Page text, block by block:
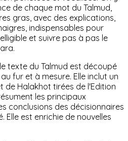
de chaque mot du Talmud,
gras, avec des explications,
indispensables pour
et suivre pas à pas le
texte du Talmud est découpé
fur et à mesure. Elle inclut un
de Halakhot tirées de l'Edition
les principaux
conclusions des décisionnaires
Elle est enrichie de nouvelles